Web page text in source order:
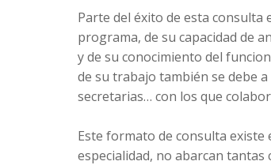
Parte del éxito de esta consulta
programa, de su capacidad de
y de su conocimiento del
de su trabajo también se debe
secretarias… con los que
Este formato de consulta existe
especialidad, no abarcan